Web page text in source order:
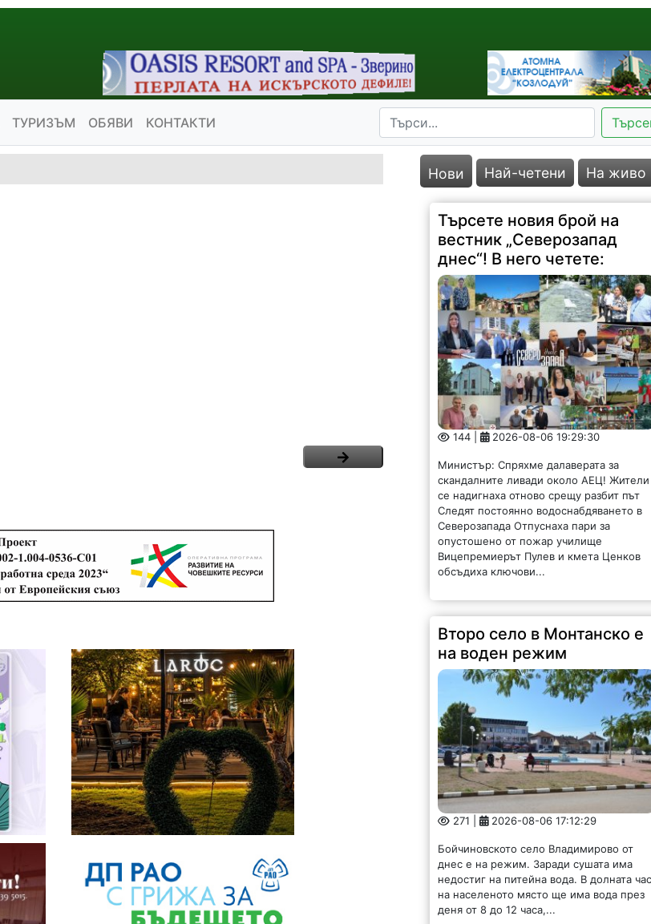
ТУРИЗЪМ ОБЯВИ КОНТАКТИ
Нови Най-четени На живо
Търсете новия брой на
вестник „Северозапад
днес“! В него четете:
144 | 2026-08-06 19:29:30
Министър: Спряхме далаверата за
скандалните ливади около АЕЦ! Жители
се надигнаха отново срещу разбит път
Следят постоянно водоснабдяването в
Северозапада Отпуснаха пари за
опустошено от пожар училище
Вицепремиерът Пулев и кмета Ценков
обсъдиха ключови...
Второ село в Монтанско е
на воден режим
271 | 2026-08-06 17:12:29
Бойчиновското село Владимирово от
днес е на режим. Заради сушата има
недостиг на питейна вода. В долната
на населеното място ще има вода през
деня от 8 до 12 часа,...